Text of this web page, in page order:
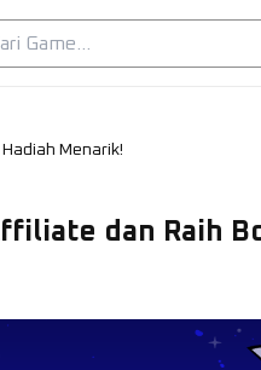
Menarik!
dan Raih